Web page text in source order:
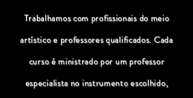
Trabalhamos com profissionais do meio
artístico e professores qualificados. Cada
curso é ministrado por um professor
especialista no instrumento escolhido,